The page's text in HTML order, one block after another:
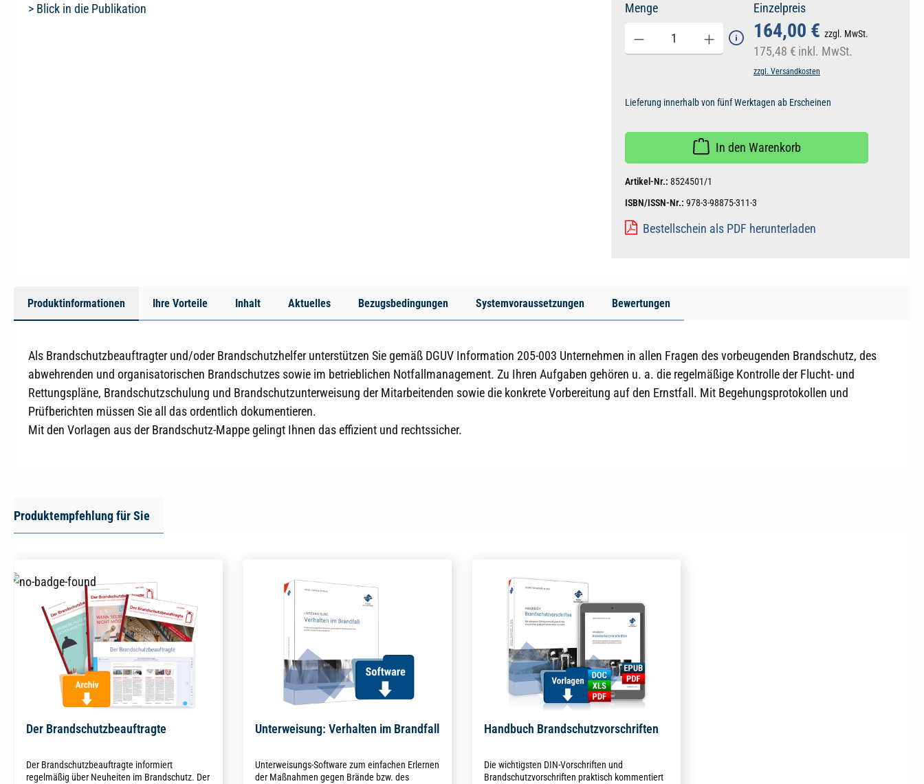
> Blick in die Publikation
Menge
Einzelpreis
164,00 € zzgl. MwSt.
175,48 € inkl. MwSt.
zzgl. Versandkosten
Lieferung innerhalb von fünf Werktagen ab Erscheinen
In den Warenkorb
Artikel-Nr.: 8524501/1
ISBN/ISSN-Nr.: 978-3-98875-311-3
Bestellschein als PDF herunterladen
Produktinformationen Ihre Vorteile Inhalt Aktuelles Bezugsbedingungen Systemvoraussetzungen Bewertungen
Als Brandschutzbeauftragter und/oder Brandschutzhelfer unterstützen Sie gemäß DGUV Information 205-003 Unternehmen in allen Fragen des vorbeugenden Brandschutz, des
abwehrenden und organisatorischen Brandschutzes sowie im betrieblichen Notfallmanagement. Zu Ihren Aufgaben gehören u. a. die regelmäßige Kontrolle der Flucht- und
Rettungspläne, Brandschutzschulung und Brandschutzunterweisung der Mitarbeitenden sowie die konkrete Vorbereitung auf den Ernstfall. Mit Begehungsprotokollen und
Prüfberichten müssen Sie all das ordentlich dokumentieren.
Mit den Vorlagen aus der Brandschutz-Mappe gelingt Ihnen das effizient und rechtssicher.
Produktempfehlung für Sie
Der Brandschutzbeauftragte
Der Brandschutzbeauftragte informiert
regelmäßig über Neuheiten im Brandschutz. Der
Unterweisung: Verhalten im Brandfall
Unterweisungs-Software zum einfachen Erlernen
der Maßnahmen gegen Brände bzw. des
Handbuch Brandschutzvorschriften
Die wichtigsten DIN-Vorschriften und
Brandschutzvorschriften praktisch kommentiert